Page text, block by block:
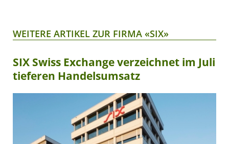
WEITERE ARTIKEL ZUR FIRMA «SIX»
SIX Swiss Exchange verzeichnet im Juli
tieferen Handelsumsatz